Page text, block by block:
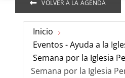
VOLVER A LA AGENDA
Inicio
Eventos - Ayuda a la
Semana por la Iglesia
Semana por la Iglesia